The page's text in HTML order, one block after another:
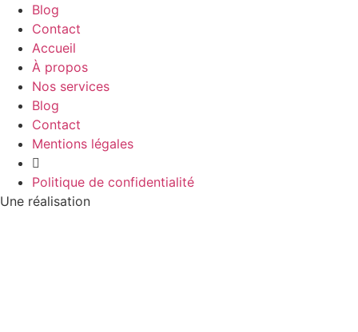
Blog
Contact
Accueil
À propos
Nos services
Blog
Contact
Mentions légales
Politique de confidentialité
Une réalisation